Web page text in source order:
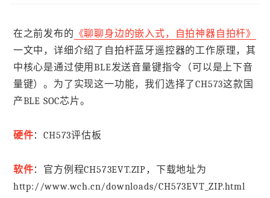
在之前发布的 《聊聊身边的嵌入式，自拍神器自拍杆》
一文中，详细介绍了自拍杆蓝牙遥控器的工作原理，其
中核心是通过使用BLE发送音量键指令（可以是上下音
量键）。为了实现这一功能，我们选择了CH573这款国
产BLE SOC芯片。
硬件：CH573评估板
软件：官方例程CH573EVT.ZIP，下载地址为
http://www.wch.cn/downloads/CH573EVT_ZIP.html